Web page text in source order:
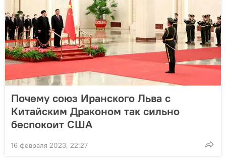
Почему союз Иранского Льва с
Китайским Драконом так сильно
беспокоит США
16 февраля 2023, 22:27